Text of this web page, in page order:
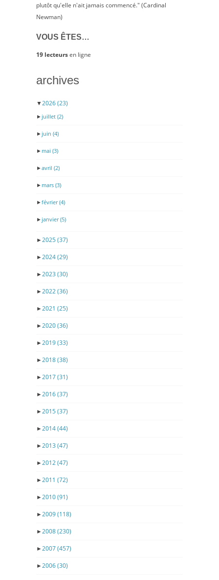
plutôt qu'elle n'ait jamais commencé." (Cardinal
Newman)
VOUS ÊTES…
19 lecteursen ligne
archives
▼2026(23)
► juillet (2)
► juin (4)
► mai (3)
►avril (2)
► mars (3)
►février(4)
► janvier(5)
►2025(37)
►2024(29)
►2023 (30)
►2022(36)
►2021 (25)
►2020(36)
►2019(33)
►2018(38)
►2017(31)
►2016(37)
►2015(37)
►2014(44)
►2013 (47)
►2012(47)
►2011 (72)
►2010(91)
►2009(118)
►2008(230)
►2007(457)
►2006(30)